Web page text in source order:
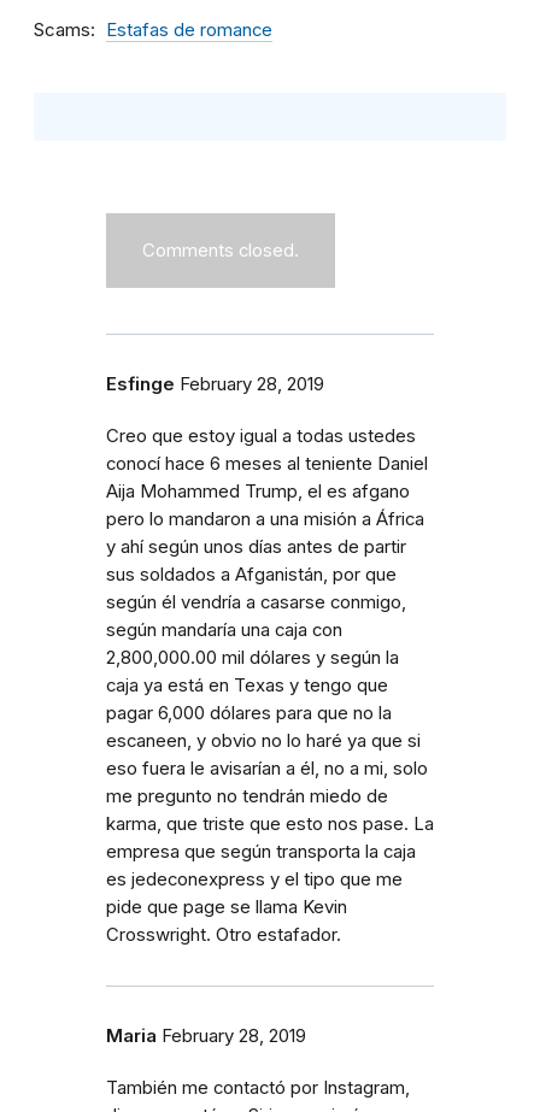
Scams Estafas de romance
Comments closed.
Esfinge February 28, 2019
Creo que estoy igual a todas ustedes
conocí hace 6 meses al teniente Daniel
Aija Mohammed Trump, el es afgano
pero lo mandaron a una misión a África
y ahí según unos días antes de partir
sus soldados a Afganistán, por que
según él vendría a casarse conmigo,
según mandaría una caja con
2,800,000.00 mil dólares y según la
caja ya está en Texas y tengo que
pagar 6,000 dólares para que no la
escaneen, y obvio no lo haré ya que si
eso fuera le avisarían a él, no a mi, solo
me pregunto no tendrán miedo de
karma, que triste que esto nos pase. La
empresa que según transporta la caja
es jedeconexpress y el tipo que me
pide que page se llama Kevin
Crosswright. Otro estafador.
Maria February 28, 2019
También me contactó por Instagram,